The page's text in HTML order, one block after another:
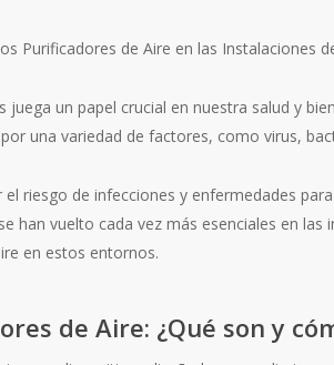
Purificadores de Aire en las Instalaciones
juega un papel crucial en nuestra salud y
una variedad de factores, como virus,
el riesgo de infecciones y enfermedades
han vuelto cada vez más esenciales en
en estos entornos.
de Aire: ¿Qué son y